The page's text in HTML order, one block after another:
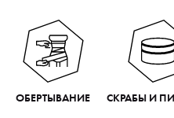
ОБЕРТЫВАНИЕ СКРАБЫ И